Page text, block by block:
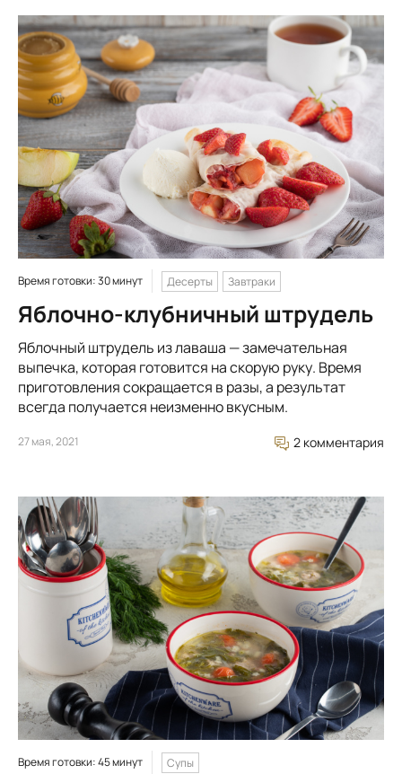
Время готовки: 30 минут Десерты Завтраки
Яблочно-клубничный штрудель
Яблочный штрудель из лаваша — замечательная
выпечка, которая готовится на скорую руку. Время
приготовления сокращается в разы, а результат
всегда получается неизменно вкусным.
27 мая, 2021 2 комментария
Время готовки: 45 минут Супы